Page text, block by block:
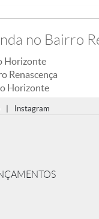
no Bairro
Horizonte
Renascença
Horizonte
Instagram